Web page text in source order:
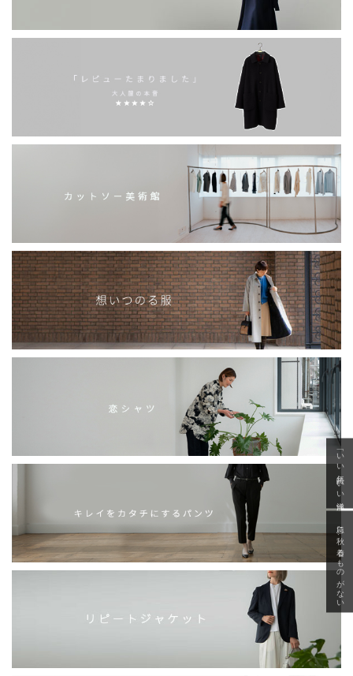
「いい年齢 いい洋服」
急に秋、着るものがない